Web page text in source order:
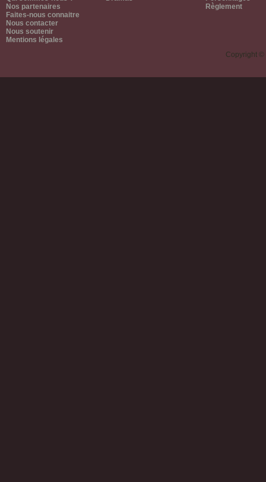
Nos partenaires
Faites-nous connaitre
Nous contacter
Nous soutenir
Mentions légales
Règlement
Copyright ©